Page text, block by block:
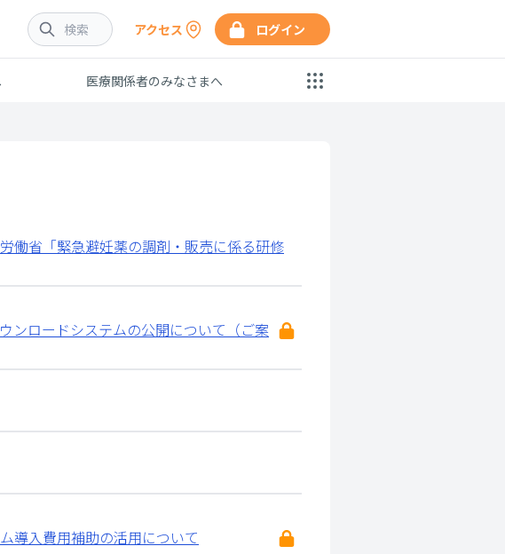
アクセス ログイン
医療関係者のみなさまへ
働省「緊急避妊薬の調剤・販売に係る研修
ンロードシステムの公開について（ご案
導入費用補助の活用について